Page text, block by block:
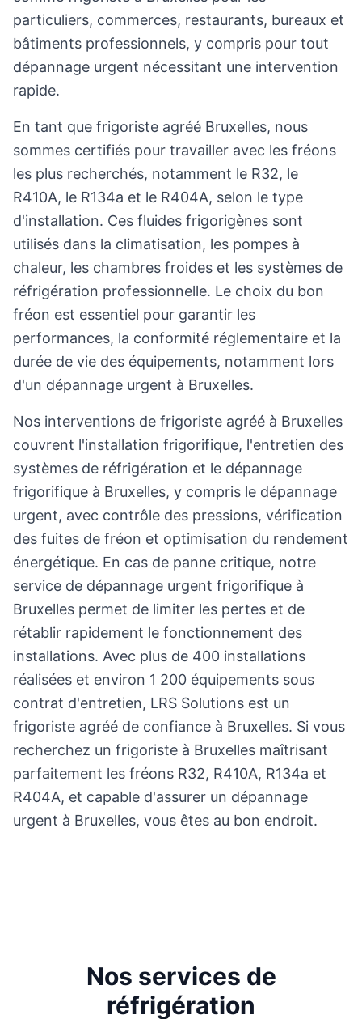
particuliers, commerces, restaurants, bureaux et
bâtiments professionnels, y compris pour tout
dépannage urgent nécessitant une intervention
rapide.
En tant que frigoriste agréé Bruxelles, nous
sommes certifiés pour travailler avec les fréons
les plus recherchés, notamment le R32, le
R410A, le R134a et le R404A, selon le type
d'installation. Ces fluides frigorigènes sont
utilisés dans la climatisation, les pompes à
chaleur, les chambres froides et les systèmes de
réfrigération professionnelle. Le choix du bon
fréon est essentiel pour garantir les
performances, la conformité réglementaire et la
durée de vie des équipements, notamment lors
d'un dépannage urgent à Bruxelles.
Nos interventions de frigoriste agréé à Bruxelles
couvrent l'installation frigorifique, l'entretien des
systèmes de réfrigération et le dépannage
frigorifique à Bruxelles, y compris le dépannage
urgent, avec contrôle des pressions, vérification
des fuites de fréon et optimisation du rendement
énergétique. En cas de panne critique, notre
service de dépannage urgent frigorifique à
Bruxelles permet de limiter les pertes et de
rétablir rapidement le fonctionnement des
installations. Avec plus de 400 installations
réalisées et environ 1 200 équipements sous
contrat d'entretien, LRS Solutions est un
frigoriste agréé de confiance à Bruxelles. Si vous
recherchez un frigoriste à Bruxelles maîtrisant
parfaitement les fréons R32, R410A, R134a et
R404A, et capable d'assurer un dépannage
urgent à Bruxelles, vous êtes au bon endroit.
Nos services de
réfrigération